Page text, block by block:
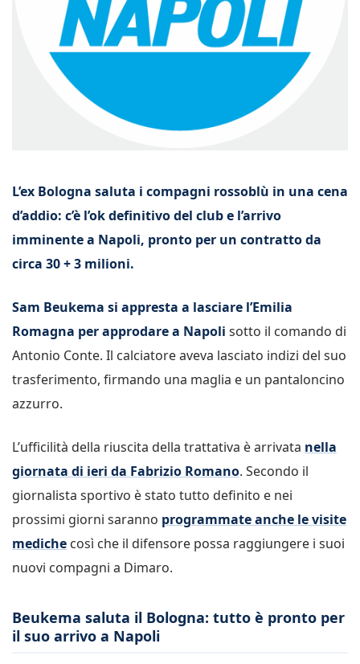
L’ex Bologna saluta i compagni rossoblù in una cena
d’addio: c’è l’ok definitivo del club e l’arrivo
imminente a Napoli, pronto per un contratto da
circa 30 + 3 milioni.
Sam Beukema si appresta a lasciare l’Emilia
Romagna per approdare a Napoli sotto il comando di
Antonio Conte. Il calciatore aveva lasciato indizi del suo
trasferimento, firmando una maglia e un pantaloncino
azzurro.
L’ufficilità della riuscita della trattativa è arrivata nella
giornata di ieri da Fabrizio Romano. Secondo il
giornalista sportivo è stato tutto definito e nei
prossimi giorni saranno programmate anche le visite
mediche così che il difensore possa raggiungere i suoi
nuovi compagni a Dimaro.
Beukema saluta il Bologna: tutto è pronto per
il suo arrivo a Napoli